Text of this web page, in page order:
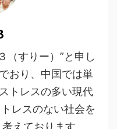
（すりー）”と申し
おり、中国では単
トレスの多い現代
レスのない社会を
考えております。